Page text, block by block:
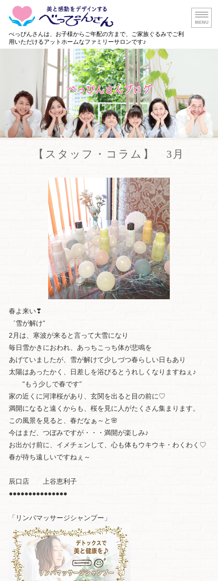
白山市の美
べっぴんさんは、お子様からご年配の方まで、ご家族ぐるみでご利
用いただけるアットホームなファミリーサロンです♪
メニュー・料金
店舗情報
出張美容サービス
ご予約・お問い合わせ
【スタッフ・コラム】 3月
春よ来い❣
゛雪が解け”
2月は、寒波が来ると言って大雪になり
毎日雪かきにおわれ、あっちこっち体が悲鳴を
あげていましたが、雪が解けて少しづつ春らしい日もあり
太陽はあったかく、日差しを浴びるとうれしくなりますねぇ♪
"もう少しで春です”
家の近くに河津桜があり、玄関を出ると目の前に♡
満開になると遠くからも、桜を見に人がたくさん集まります。
この風景を見ると、春だなぁ～と🌸
今はまだ、つぼみですが・・・満開が楽しみ♪
お出かけ前に、イメチェンして、心も体もウキウキ・わくわく♡
春が待ち遠しいですねぇ～
辰口店 上谷恵利子
●●●●●●●●●●●●●●●
「リンパマッサージシャンプー」